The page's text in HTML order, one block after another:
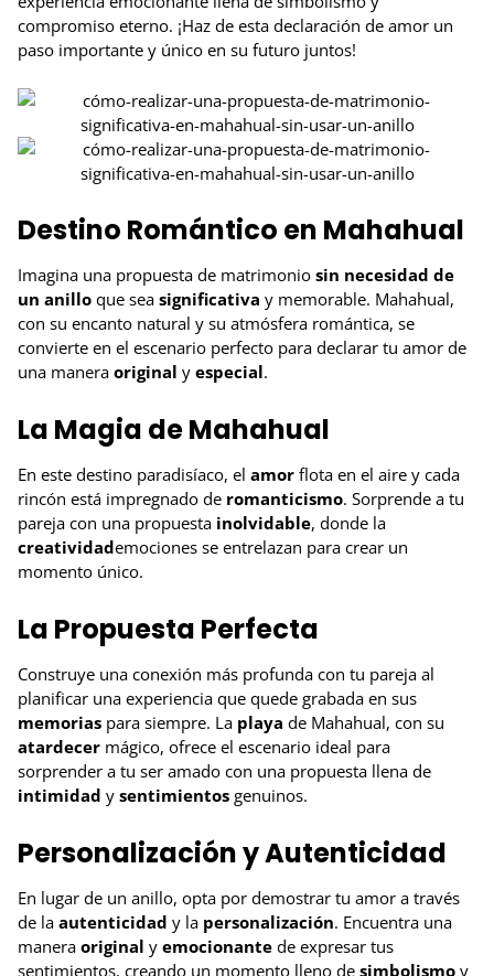
compromiso eterno. ¡Haz de esta declaración de amor un
paso importante y único en su futuro juntos!
Destino Romántico en Mahahual
Imagina una propuesta de matrimonio sin necesidad de
un anillo que sea significativa y memorable. Mahahual,
con su encanto natural y su atmósfera romántica, se
convierte en el escenario perfecto para declarar tu amor de
una manera original y especial.
La Magia de Mahahual
En este destino paradisíaco, el amor flota en el aire y cada
rincón está impregnado de romanticismo. Sorprende a tu
pareja con una propuesta inolvidable, donde la
creatividademociones se entrelazan para crear un
momento único.
La Propuesta Perfecta
Construye una conexión más profunda con tu pareja al
planificar una experiencia que quede grabada en sus
memorias para siempre. La playa de Mahahual, con su
atardecer mágico, ofrece el escenario ideal para
sorprender a tu ser amado con una propuesta llena de
intimidad y sentimientos genuinos.
Personalización y Autenticidad
En lugar de un anillo, opta por demostrar tu amor a través
de la autenticidad y la personalización. Encuentra una
manera original y emocionante de expresar tus
sentimientos, creando un momento lleno de simbolismo y